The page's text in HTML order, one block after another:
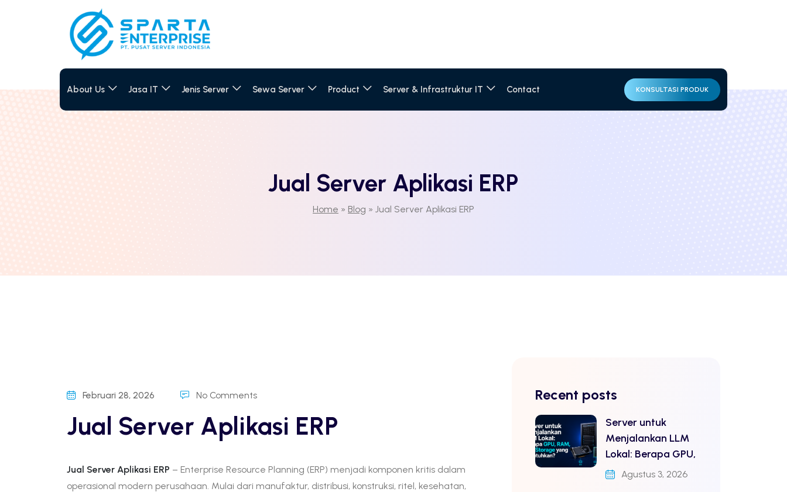
About Us Jasa IT Jenis Server Sewa Server Product Server & Infrastruktur IT Contact KONSULTASI PRODUK
Jual Server Aplikasi ERP
Home » Blog » Jual Server Aplikasi ERP
Februari 28, 2026 No Comments
Jual Server Aplikasi ERP
Jual Server Aplikasi ERP – Enterprise Resource Planning (ERP) menjadi komponen kritis dalam
operasional modern perusahaan. Mulai dari manufaktur, distribusi, konstruksi, ritel, kesehatan,
Recent posts
Server untuk
Menjalankan LLM
Lokal: Berapa GPU,
Agustus 3, 2026